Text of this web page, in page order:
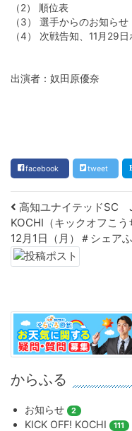
（2） 順位表
（3） 選手からのお知らせ
（4） 次戦告知、11月29
出演者：奴田原優奈
facebook tweet
Post navigation
高知ユナイテッドSC
KOCHI（キックオフこ
12月1日（月）＃シェア
からふる
お知らせ 2
KICK OFF! KOCHI 111